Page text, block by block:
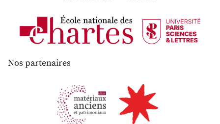
Nos partenaires